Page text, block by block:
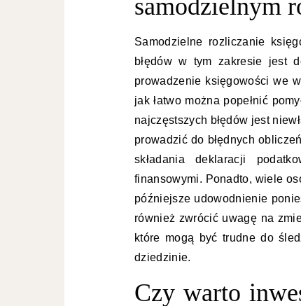
samodzielnym
Samodzielne rozliczanie
błędów w tym zakresie jest
prowadzenie księgowości we
jak łatwo można popełnić
najczęstszych błędów jest
prowadzić do błędnych
składania deklaracji
finansowymi. Ponadto, wiele
późniejsze udowodnienie
również zwrócić uwagę na
które mogą być trudne do
dziedzinie.
Czy warto